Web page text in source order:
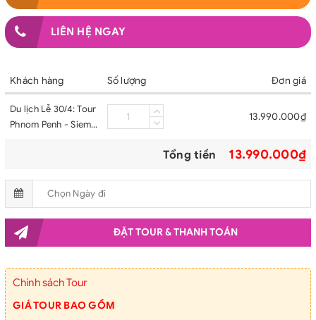
LIÊN HỆ NGAY
Khách hàng Số lượng Đơn giá
Du lịch Lễ 30/4: Tour
Phnom Penh - Siem
13.990.000₫
Tổng tiền 13.990.000₫
ĐẶT TOUR & THANH TOÁN
Chính sách Tour
GIÁ TOUR BAO GỒM